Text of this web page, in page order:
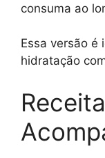
consuma ao
Essa versão é
hidratação